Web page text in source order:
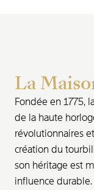
La
Fondée en 1775,
de la haute
révolutionnaires
création du
son héritage est
influence